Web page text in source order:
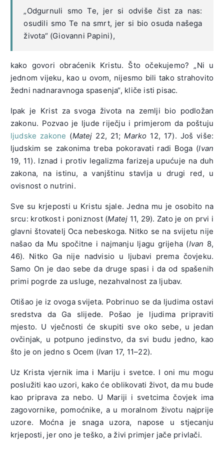
„Odgurnuli smo Te, jer si odviše čist za nas:
osudili smo Te na smrt, jer si bio osuda našega
života“ (Giovanni Papini),
kako govori obraćenik Kristu. Što očekujemo? „Ni u
jednom vijeku, kao u ovom, nijesmo bili tako strahovito
žedni nadnaravnoga spasenja“, kliče isti pisac.
Ipak je Krist za svoga života na zemlji bio podložan
zakonu. Pozvao je ljude riječju i primjerom da poštuju
ljudske zakone (Matej 22, 21;Marko 12, 17). Još više:
ljudskim se zakonima treba pokoravati radi Boga (Ivan
19, 11). Iznad i protiv legalizma farizeja upućuje na duh
zakona, na istinu, a vanjštinu stavlja u drugi red, u
ovisnost o nutrini.
Sve su krjeposti u Kristu sjale. Jedna mu je osobito na
srcu: krotkost i poniznost (Matej 11, 29). Zato je on prvi i
glavni štovatelj Oca nebeskoga. Nitko se na svijetu nije
našao da Mu spočitne i najmanju ljagu grijeha (Ivan 8,
46). Nitko Ga nije nadvisio u ljubavi prema čovjeku.
Samo On je dao sebe da druge spasi i da od spašenih
primi pogrde za usluge, nezahvalnost za ljubav.
Otišao je iz ovoga svijeta. Pobrinuo se da ljudima ostavi
sredstva da Ga slijede. Pošao je ljudima pripraviti
mjesto. U vječnosti će skupiti sve oko sebe, u jedan
ovčinjak, u potpuno jedinstvo, da svi budu jedno, kao
što je on jedno s Ocem (Ivan 17, 11–22).
Uz Krista vjernik ima i Mariju i svetce. I oni mu mogu
poslužiti kao uzori, kako će oblikovati život, da mu bude
kao priprava za nebo. U Mariji i svetcima čovjek ima
zagovornike, pomoćnike, a u moralnom životu najprije
uzore. Moćna je snaga uzora, napose u stjecanju
krjeposti, jer ono je teško, a živi primjer jače privlači.